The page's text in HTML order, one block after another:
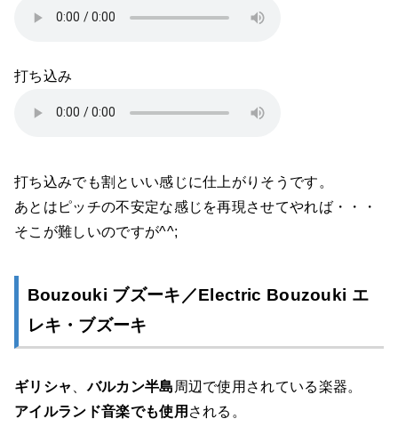
打ち込み
打ち込みでも割といい感じに仕上がりそうです。
あとはピッチの不安定な感じを再現させてやれば・・・
そこが難しいのですが^^;
Bouzouki ブズーキ／Electric Bouzouki エ
レキ・ブズーキ
ギリシャ 、バルカン半島 周辺で使用されている楽器。
アイルランド音楽でも使用 される。